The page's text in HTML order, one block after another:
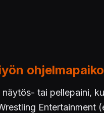
tai pellepaini,
Entertainment